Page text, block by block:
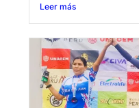
Leer más